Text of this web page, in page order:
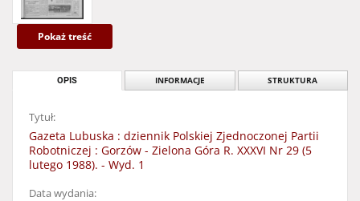
Pokaż treść
OPIS INFORMACJE STRUKTURA
Tytuł:
Gazeta Lubuska : dziennik Polskiej Zjednoczonej Partii
Robotniczej : Gorzów - Zielona Góra R. XXXVI Nr 29 (5
lutego 1988). - Wyd. 1
Data wydania: